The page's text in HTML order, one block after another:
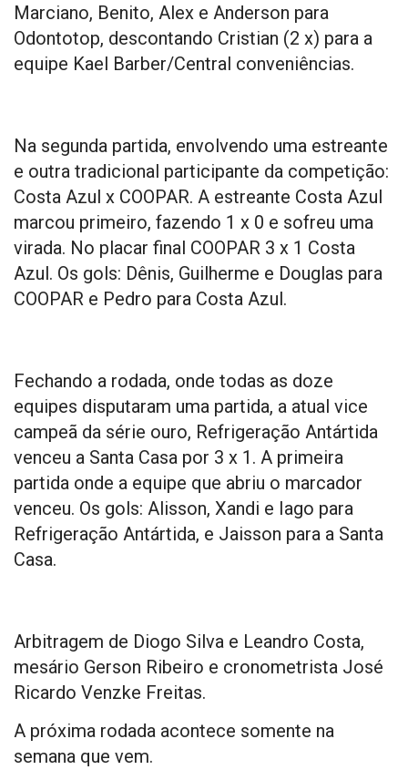
Marciano, Benito, Alex e Anderson para
Odontotop, descontando Cristian (2 x) para a
equipe Kael Barber/Central conveniências.
Na segunda partida, envolvendo uma estreante
e outra tradicional participante da competição:
Costa Azul x COOPAR. A estreante Costa Azul
marcou primeiro, fazendo 1 x 0 e sofreu uma
virada. No placar final COOPAR 3 x 1 Costa
Azul. Os gols: Dênis, Guilherme e Douglas para
COOPAR e Pedro para Costa Azul.
Fechando a rodada, onde todas as doze
equipes disputaram uma partida, a atual vice
campeã da série ouro, Refrigeração Antártida
venceu a Santa Casa por 3 x 1. A primeira
partida onde a equipe que abriu o marcador
venceu. Os gols: Alisson, Xandi e Iago para
Refrigeração Antártida, e Jaisson para a Santa
Casa.
Arbitragem de Diogo Silva e Leandro Costa,
mesário Gerson Ribeiro e cronometrista José
Ricardo Venzke Freitas.
A próxima rodada acontece somente na
semana que vem.